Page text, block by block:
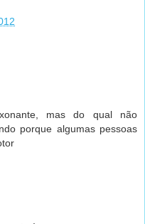
mas do qual não
porque algumas pessoas